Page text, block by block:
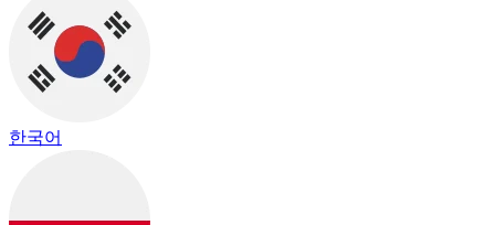
한국어